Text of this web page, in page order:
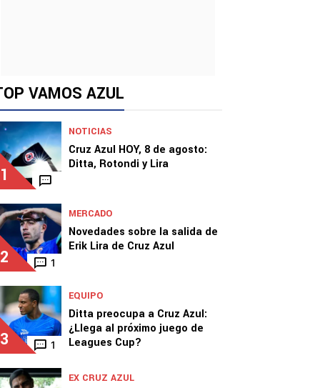
VAMOS AZUL
1
NOTICIAS
Cruz Azul HOY, 8 de agosto:
Ditta, Rotondi y Lira
2 1
MERCADO
Novedades sobre la salida de
Erik Lira de Cruz Azul
3 1
EQUIPO
Ditta preocupa a Cruz Azul:
¿Llega al próximo juego de
Leagues Cup?
EX CRUZ AZUL